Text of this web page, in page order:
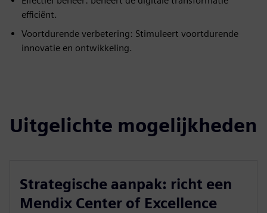
efficiënt.
Voortdurende verbetering: Stimuleert voortdurende
innovatie en ontwikkeling.
Uitgelichte mogelijkheden
Strategische aanpak: richt een
Mendix Center of Excellence